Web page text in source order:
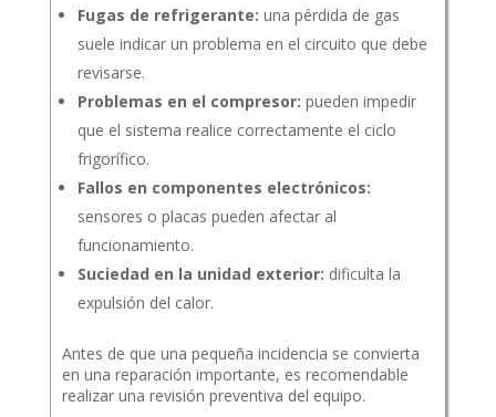
Fugas de refrigerante: una pérdida de gas
suele indicar un problema en el circuito que debe
revisarse.
Problemas en el compresor: pueden impedir
que el sistema realice correctamente el ciclo
frigorífico.
Fallos en componentes electrónicos:
sensores o placas pueden afectar al
funcionamiento.
Suciedad en la unidad exterior: dificulta la
expulsión del calor.
Antes de que una pequeña incidencia se convierta
en una reparación importante, es recomendable
realizar una revisión preventiva del equipo.